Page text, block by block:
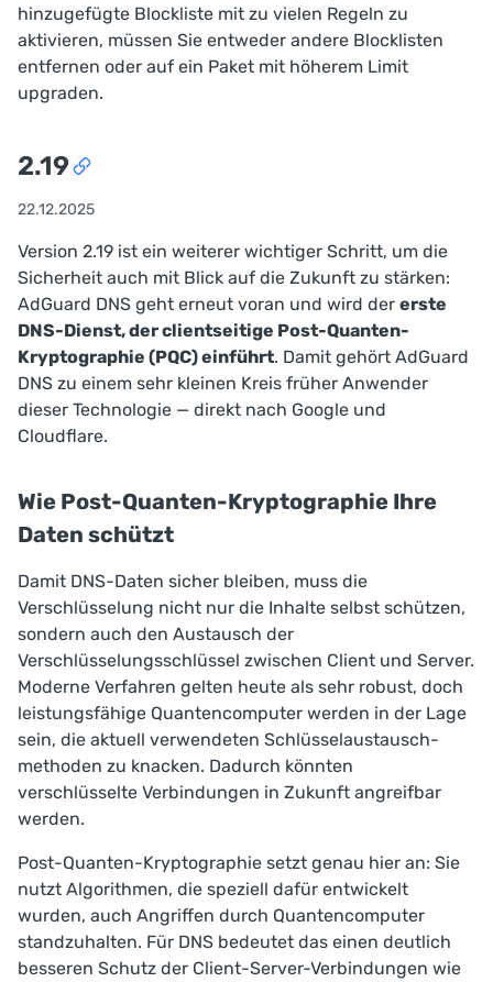
hinzugefügte Blockliste mit zu vielen Regeln zu
aktivieren, müssen Sie entweder andere Blocklisten
entfernen oder auf ein Paket mit höherem Limit
upgraden.
2.19
22.12.2025
Version 2.19 ist ein weiterer wichtiger Schritt, um die
Sicherheit auch mit Blick auf die Zukunft zu stärken:
AdGuard DNS geht erneut voran und wird der erste
DNS-Dienst, der clientseitige Post-Quanten-
Kryptographie (PQC) einführt. Damit gehört AdGuard
DNS zu einem sehr kleinen Kreis früher Anwender
dieser Technologie — direkt nach Google und
Cloudflare.
Wie Post-Quanten-Kryptographie Ihre
Daten schützt
Damit DNS-Daten sicher bleiben, muss die
Verschlüsselung nicht nur die Inhalte selbst schützen,
sondern auch den Austausch der
Verschlüsselungsschlüssel zwischen Client und Server.
Moderne Verfahren gelten heute als sehr robust, doch
leistungsfähige Quantencomputer werden in der Lage
sein, die aktuell verwendeten Schlüssel­austausch­
methoden zu knacken. Dadurch könnten
verschlüsselte Verbindungen in Zukunft angreifbar
werden.
Post-Quanten-Kryptographie setzt genau hier an: Sie
nutzt Algorithmen, die speziell dafür entwickelt
wurden, auch Angriffen durch Quantencomputer
standzuhalten. Für DNS bedeutet das einen deutlich
besseren Schutz der Client-Server-Verbindungen wie